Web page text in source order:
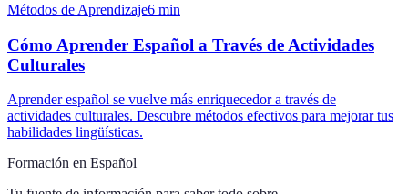
Métodos de Aprendizaje6 min
Cómo Aprender Español a Través de Actividades
Culturales
Aprender español se vuelve más enriquecedor a través de
actividades culturales. Descubre métodos efectivos para mejorar tus
habilidades lingüísticas.
Formación en Español